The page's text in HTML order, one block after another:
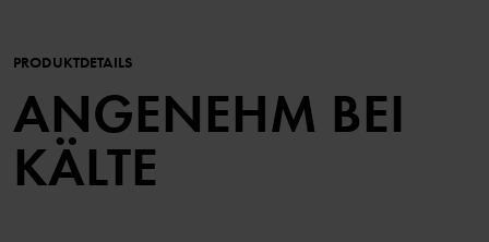
PRODUKTDETAILS
ANGENEHM BEI
KÄLTE